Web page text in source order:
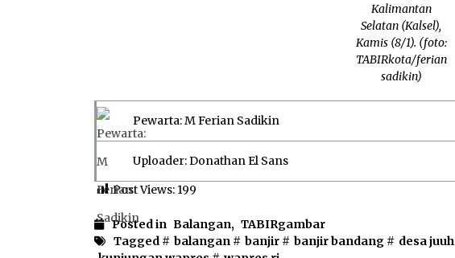
Kalimantan
Selatan (Kalsel),
Kamis (8/1). (foto:
TABIRkota/ferian
sadikin)
Pewarta: M Ferian Sadikin
Uploader: Donathan El Sans
Post Views: 199
Posted in Balangan, TABIRgambar
Tagged # balangan # banjir # banjir bandang # desa juuh